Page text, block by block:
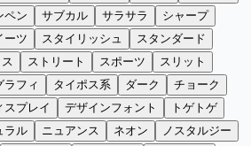
ペン サブカル サラサラ
シャープ
ーツ スタイリッシュ
スタンダード
ストリート スポーツ
スリット
ラフィ タイポス系 ダーク
チョーク
スプレイ デザインフォント
トゲトゲ
ラル ニュアンス ネオン
ノスタルジー